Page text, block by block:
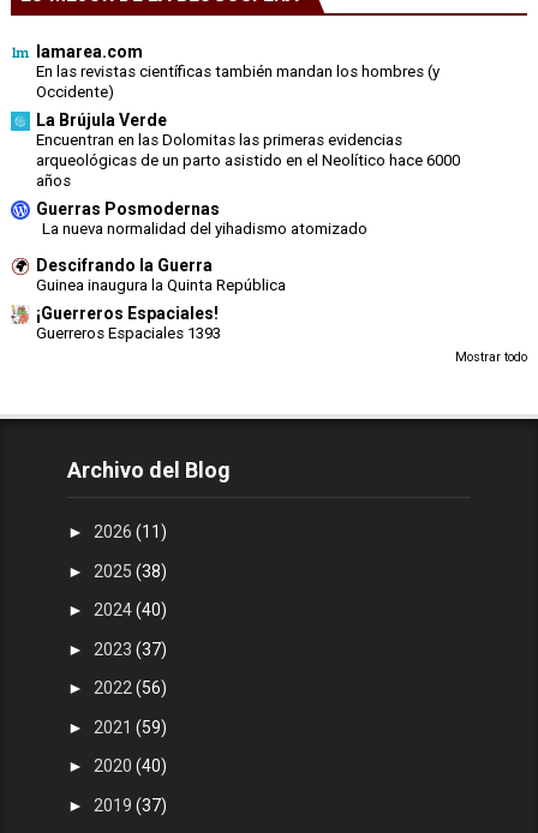
lamarea.com
En las revistas científicas también mandan los hombres (y
Occidente)
La Brújula Verde
Encuentran en las Dolomitas las primeras evidencias
arqueológicas de un parto asistido en el Neolítico hace 6000
años
Guerras Posmodernas
La nueva normalidad del yihadismo atomizado
Descifrando la Guerra
Guinea inaugura la Quinta República
¡Guerreros Espaciales!
Guerreros Espaciales 1393
Mostrar todo
Archivo del Blog
► 2026(11)
► 2025(38)
► 2024(40)
► 2023(37)
► 2022(56)
► 2021(59)
► 2020(40)
► 2019(37)